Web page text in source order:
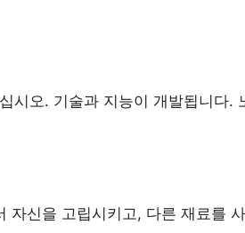
시오. 기술과 지능이 개발됩니다
자신을 고립시키고, 다른 재료를